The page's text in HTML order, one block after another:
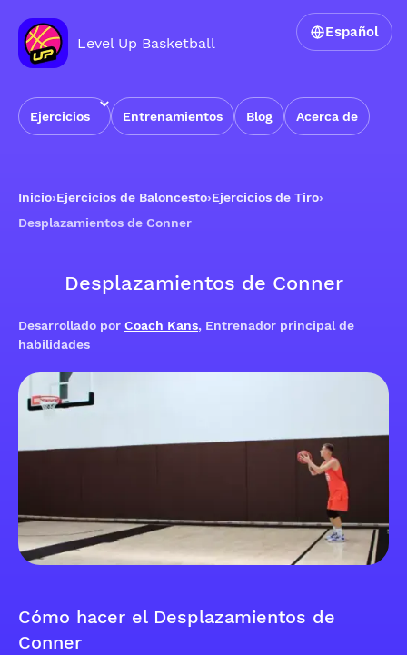
Level Up Basketball
Ejercicios Entrenamientos Blog Acerca de
Español
Inicio›Ejercicios de Baloncesto›Ejercicios de Tiro›
Desplazamientos de Conner
Desplazamientos de Conner
Desarrollado por Coach Kans, Entrenador principal de
habilidades
Cómo hacer el Desplazamientos de
Conner